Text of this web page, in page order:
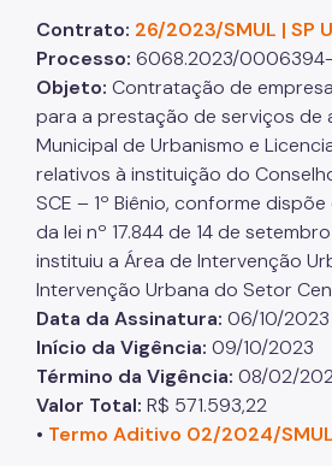
Contrato: 26/2023/SMUL | SP
Processo: 6068.2023/
Objeto: Contratação de
para a prestação de serviços de
Municipal de Urbanismo e
relativos à instituição do
SCE – 1º Biênio, conforme
da lei nº 17.844 de 14 de
instituiu a Área de Intervenção
Intervenção Urbana do Setor
Data da Assinatura: 06/10/2023
Início da Vigência: 09/10/2023
Término da Vigência: 08/02/
Valor Total: R$ 571.593,22
• Termo Aditivo 02/2024/SMUL